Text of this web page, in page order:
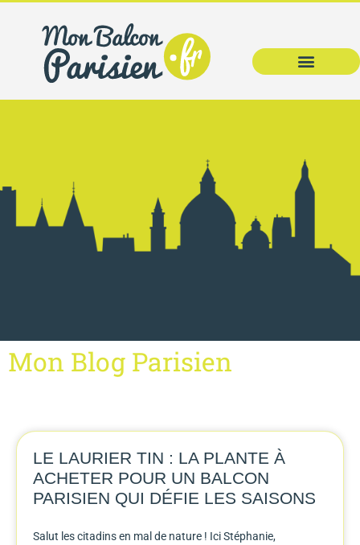
Mon Blog Parisien
LE LAURIER TIN : LA PLANTE À
ACHETER POUR UN BALCON
PARISIEN QUI DÉFIE LES SAISONS
Salut les citadins en mal de nature ! Ici Stéphanie,